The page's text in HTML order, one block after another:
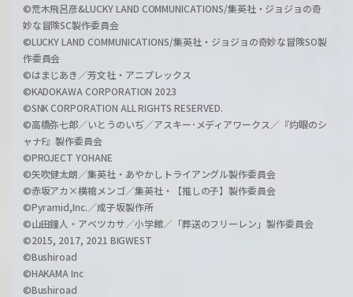
©荒木飛呂彦&LUCKY LAND COMMUNICATIONS/集英社・ジョジョの奇
妙な冒険SC製作委員会
©LUCKY LAND COMMUNICATIONS/集英社・ジョジョの奇妙な冒険SO製
作委員会
©はまじあき／芳文社・アニプレックス
©KADOKAWA CORPORATION 2023
©SNK CORPORATION ALL RIGHTS RESERVED.
©高橋弥七郎／いとうのいぢ／アスキー･メディアワークス／『灼眼のシ
ャナF』製作委員会
©PROJECT YOHANE
©矢吹健太朗／集英社・あやかしトライアングル製作委員会
©赤坂アカ×横槍メンゴ／集英社・【推しの子】製作委員会
©Pyramid,Inc.／成子坂製作所
©山田鐘人・アベツカサ／小学館／「葬送のフリーレン」製作委員会
©2015, 2017, 2021 BIGWEST
©Bushiroad
©HAKAMA Inc
©Bushiroad